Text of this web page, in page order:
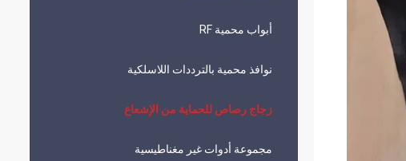
أبواب محمية RF
نوافذ محمية بالترددات اللاسلكية
زجاج رصاص للحماية من الإشعاع
مجموعة أدوات غير مغناطيسية